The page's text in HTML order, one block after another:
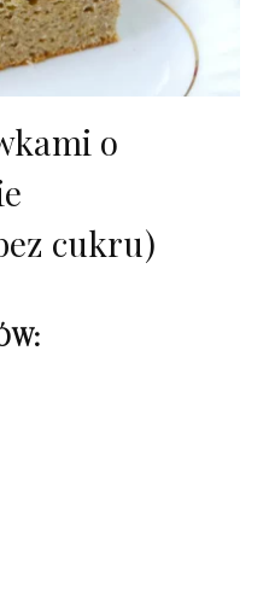
o
cukru)